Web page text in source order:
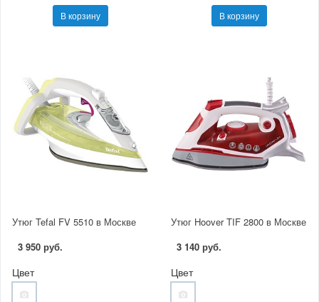
В корзину
В корзину
Утюг Tefal FV 5510 в Москве
3 950 руб.
Цвет
Утюг Hoover TIF 2800 в Москве
3 140 руб.
Цвет